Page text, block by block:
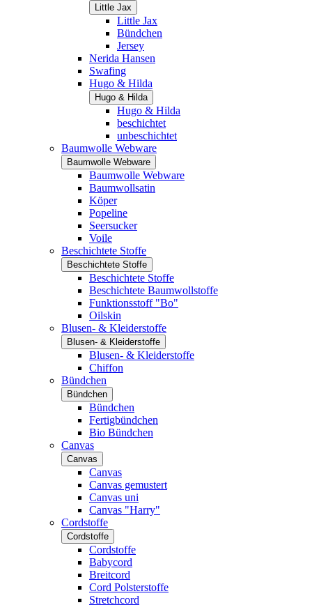
Little Jax
Little Jax
Bündchen
Jersey
Nerida Hansen
Swafing
Hugo & Hilda
Hugo & Hilda
Hugo & Hilda
beschichtet
unbeschichtet
Baumwolle Webware
Baumwolle Webware
Baumwolle Webware
Baumwollsatin
Köper
Popeline
Seersucker
Voile
Beschichtete Stoffe
Beschichtete Stoffe
Beschichtete Stoffe
Beschichtete Baumwollstoffe
Funktionsstoff "Bo"
Oilskin
Blusen- & Kleiderstoffe
Blusen- & Kleiderstoffe
Blusen- & Kleiderstoffe
Chiffon
Bündchen
Bündchen
Bündchen
Fertigbündchen
Bio Bündchen
Canvas
Canvas
Canvas
Canvas gemustert
Canvas uni
Canvas "Harry"
Cordstoffe
Cordstoffe
Cordstoffe
Babycord
Breitcord
Cord Polsterstoffe
Stretchcord